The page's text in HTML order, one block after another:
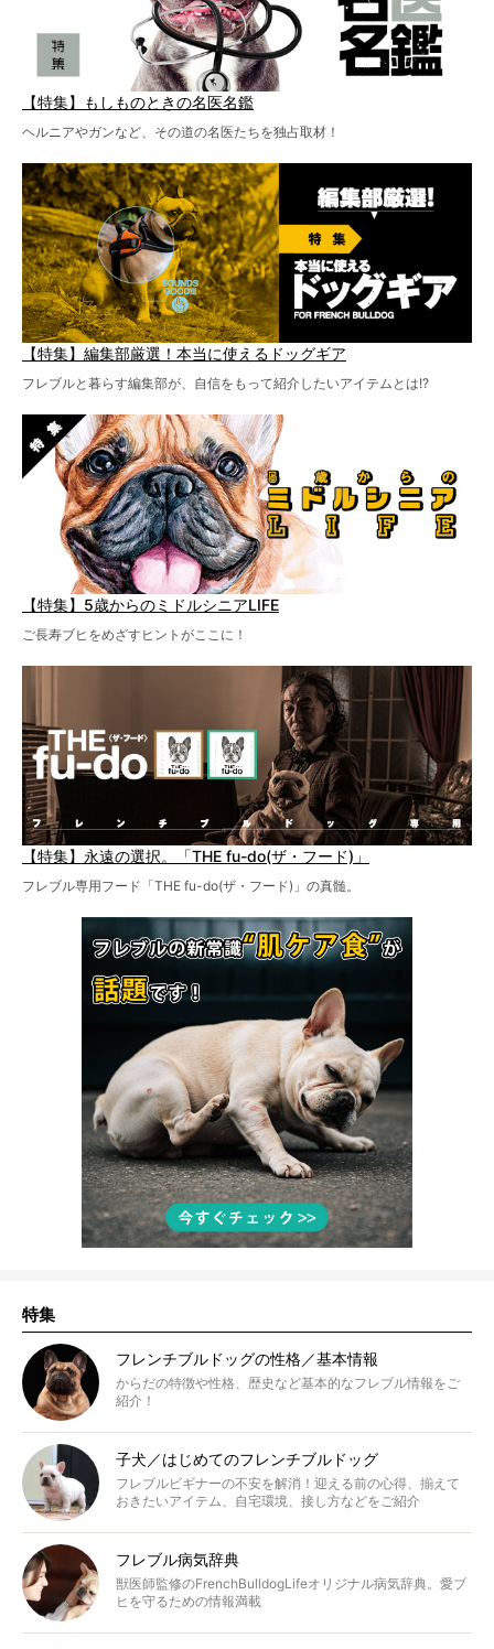
【特集】もしものときの名医名鑑
ヘルニアやガンなど、その道の名医たちを独占取材！
【特集】編集部厳選！本当に使えるドッグギア
フレブルと暮らす編集部が、自信をもって紹介したいアイテムとは!?
【特集】5歳からのミドルシニアLIFE
ご長寿ブヒをめざすヒントがここに！
【特集】永遠の選択。「THE fu-do(ザ・フード)」
フレブル専用フード「THE fu-do(ザ・フード)」の真髄。
特集
フレンチブルドッグの性格／基本情報
からだの特徴や性格、歴史など基本的なフレブル情報をご
紹介！
子犬／はじめてのフレンチブルドッグ
フレブルビギナーの不安を解消！迎える前の心得、揃えて
おきたいアイテム、自宅環境、接し方などをご紹介
フレブル病気辞典
獣医師監修のFrenchBulldogLifeオリジナル病気辞典。愛ブ
ヒを守るための情報満載